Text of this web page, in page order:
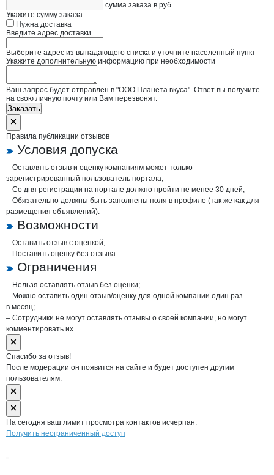
сумма заказа в руб
Укажите сумму заказа
Нужна доставка
Введите адрес доставки
Выберите адрес из выпадающего списка и уточните населенный пункт
Укажите дополнительную информацию при необходимости
Ваш запрос будет отправлен в "ООО Планета вкуса". Ответ вы получите
на свою личную почту или Вам перезвонят.
Заказать
Правила публикации отзывов
Условия допуска
– Оставлять отзыв и оценку компаниям может только
зарегистрированный пользователь портала;
– Со дня регистрации на портале должно пройти не менее 30 дней;
– Обязательно должны быть заполнены поля в профиле (так же как для
размещения объявлений).
Возможности
– Оставить отзыв с оценкой;
– Поставить оценку без отзыва.
Ограничения
– Нельзя оставлять отзыв без оценки;
– Можно оставить один отзыв/оценку для одной компании один раз
в месяц;
– Сотрудники не могут оставлять отзывы о своей компании, но могут
комментировать их.
Спасибо за отзыв!
После модерации он появится на сайте и будет доступен другим
пользователям.
На сегодня ваш лимит просмотра контактов исчерпан.
Получить неограниченный доступ